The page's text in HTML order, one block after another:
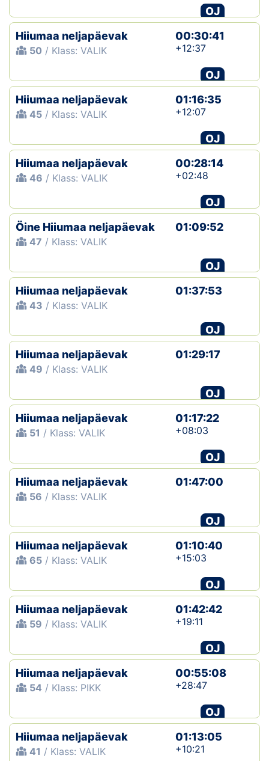
OJ
Hiiumaa neljapäevak
50 / Klass: VALIK
00:30:41
+12:37
OJ
Hiiumaa neljapäevak
45 / Klass: VALIK
01:16:35
+12:07
OJ
Hiiumaa neljapäevak
46 / Klass: VALIK
00:28:14
+02:48
OJ
Öine Hiiumaa neljapäevak
47 / Klass: VALIK
01:09:52
OJ
Hiiumaa neljapäevak
43 / Klass: VALIK
01:37:53
OJ
Hiiumaa neljapäevak
49 / Klass: VALIK
01:29:17
OJ
Hiiumaa neljapäevak
51 / Klass: VALIK
01:17:22
+08:03
OJ
Hiiumaa neljapäevak
56 / Klass: VALIK
01:47:00
OJ
Hiiumaa neljapäevak
65 / Klass: VALIK
01:10:40
+15:03
OJ
Hiiumaa neljapäevak
59 / Klass: VALIK
01:42:42
+19:11
OJ
Hiiumaa neljapäevak
54 / Klass: PIKK
00:55:08
+28:47
OJ
Hiiumaa neljapäevak
41 / Klass: VALIK
01:13:05
+10:21